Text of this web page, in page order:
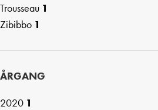
Trousseau 1
Zibibbo 1
ÅRGANG
2020 1